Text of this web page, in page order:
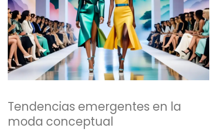
Tendencias emergentes en la
moda conceptual